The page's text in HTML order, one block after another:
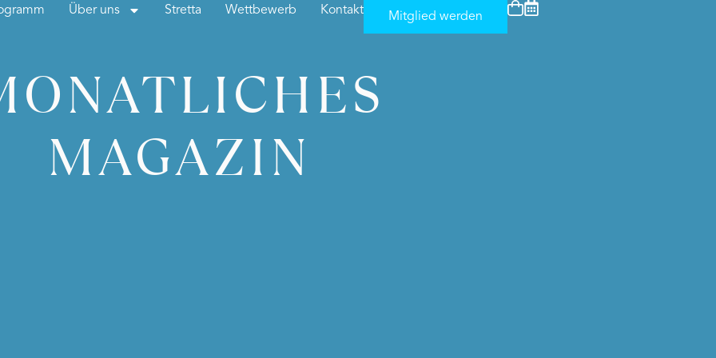
Über uns Stretta Wettbewerb Kontakt
Mitglied werden
MAGAZIN